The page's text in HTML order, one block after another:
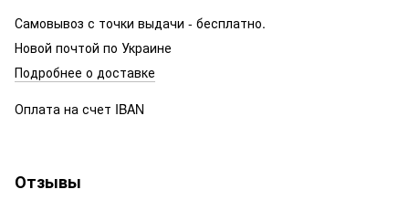
Самовывоз с точки выдачи - бесплатно.
Новой почтой по Украине
Подробнее о доставке
Оплата на счет IBAN
Отзывы